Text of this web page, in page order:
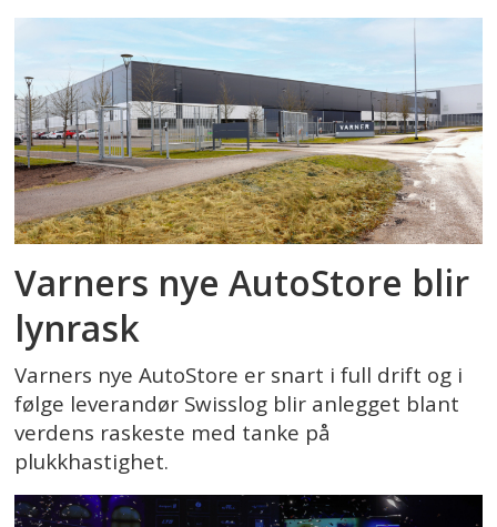
Varners nye AutoStore blir
lynrask
Varners nye AutoStore er snart i full drift og i
følge leverandør Swisslog blir anlegget blant
verdens raskeste med tanke på
plukkhastighet.